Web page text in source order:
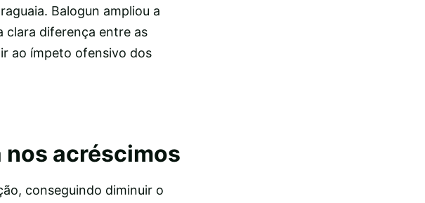
Balogun ampliou a
clara diferença entre as
ao ímpeto ofensivo dos
nos acréscimos
conseguindo diminuir o